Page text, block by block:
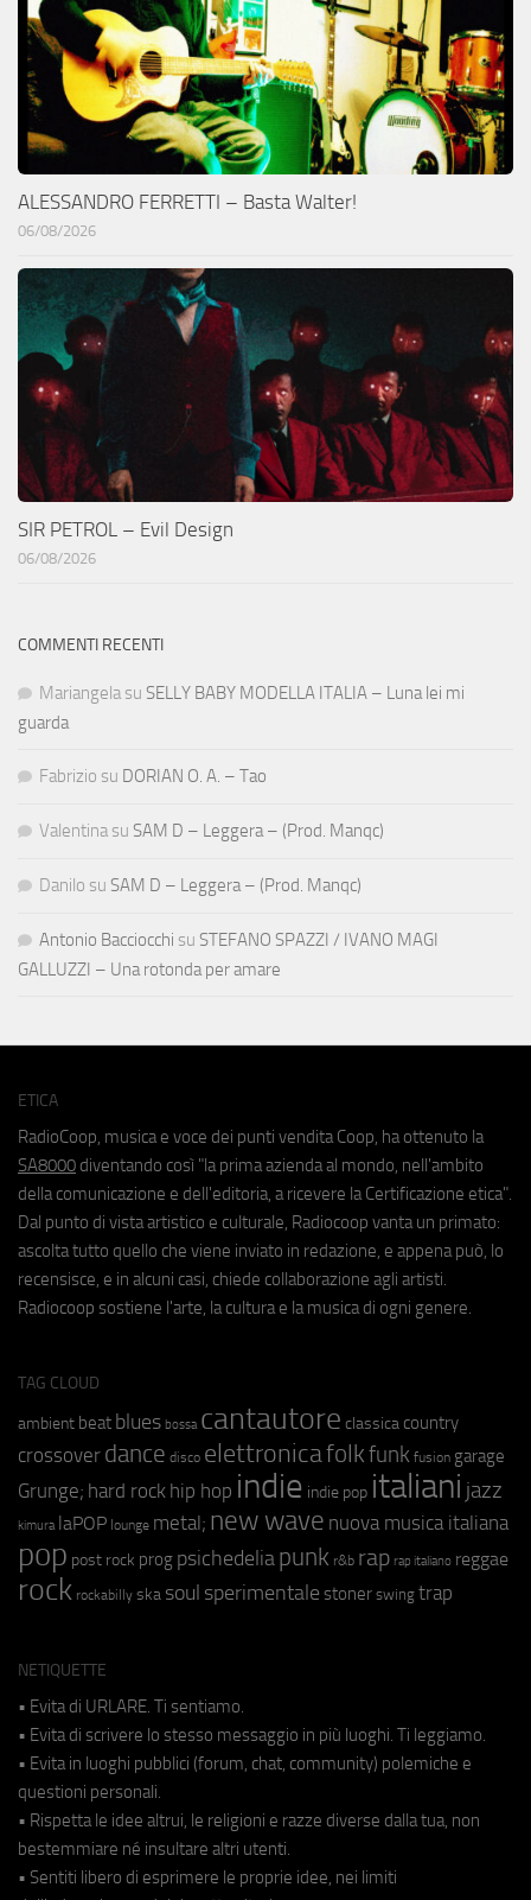
ALESSANDRO FERRETTI – Basta Walter!
06/08/2026
SIR PETROL – Evil Design
06/08/2026
COMMENTI RECENTI
Mariangela su SELLY BABY MODELLA ITALIA – Luna lei mi
guarda
Fabrizio su DORIAN O. A. – Tao
Valentina su SAM D – Leggera – (Prod. Manqc)
Danilo su SAM D – Leggera – (Prod. Manqc)
Antonio Bacciocchi su STEFANO SPAZZI / IVANO MAGI
GALLUZZI – Una rotonda per amare
ETICA
RadioCoop, musica e voce dei punti vendita Coop, ha ottenuto la
SA8000 diventando così "la prima azienda al mondo, nell'ambito
della comunicazione e dell'editoria, a ricevere la Certificazione etica".
Dal punto di vista artistico e culturale, Radiocoop vanta un primato:
ascolta tutto quello che viene inviato in redazione, e appena può, lo
recensisce, e in alcuni casi, chiede collaborazione agli artisti.
Radiocoop sostiene l'arte, la cultura e la musica di ogni genere.
TAG CLOUD
ambient beat blues bossa cantautore classica country
crossover dance disco elettronicafolkfunk fusion garage
Grunge; hard rock hip hop indie indie pop italiani jazz
kimura laPOP lounge metal; new wave nuova musica italiana
pop post rock prog psichedeliapunk r&b rap rap italiano reggae
rock rockabilly ska soul sperimentale stoner swing trap
NETIQUETTE
• Evita di URLARE. Ti sentiamo.
• Evita di scrivere lo stesso messaggio in più luoghi. Ti leggiamo.
• Evita in luoghi pubblici (forum, chat, community) polemiche e
questioni personali.
• Rispetta le idee altrui, le religioni e razze diverse dalla tua, non
bestemmiare né insultare altri utenti.
• Sentiti libero di esprimere le proprie idee, nei limiti